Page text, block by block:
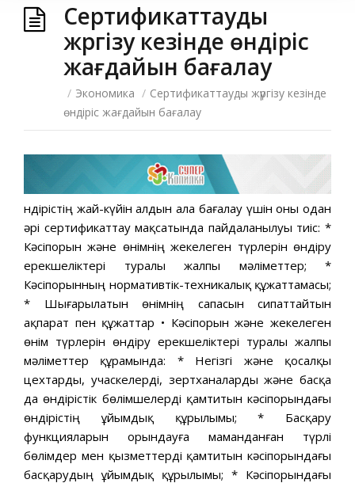
Сертификаттауды
жүргізу кезінде өндіріс
жағдайын бағалау
/ Экономика / Сертификаттауды жүргізу кезінде
өндіріс жағдайын бағалау
Өндірістің жай-күйін алдын ала бағалау үшін оны одан
әрі сертификаттау мақсатында пайдаланылуы тиіс: *
Кәсіпорын және өнімнің жекелеген түрлерін өндіру
ерекшеліктері туралы жалпы мәліметтер; *
Кәсіпорынның нормативтік-техникалық құжаттамасы;
* Шығарылатын өнімнің сапасын сипаттайтын
ақпарат пен құжаттар • Кәсіпорын және жекелеген
өнім түрлерін өндіру ерекшеліктері туралы жалпы
мәліметтер құрамында: * Негізгі және қосалқы
цехтарды, учаскелерді, зертханаларды және басқа
да өндірістік бөлімшелерді қамтитын кәсіпорындағы
өндірістің ұйымдық құрылымы; * Басқару
функцияларын орындауға маманданған түрлі
бөлімдер мен қызметтерді қамтитын кәсіпорындағы
басқарудың ұйымдық құрылымы; * Кәсіпорындағы